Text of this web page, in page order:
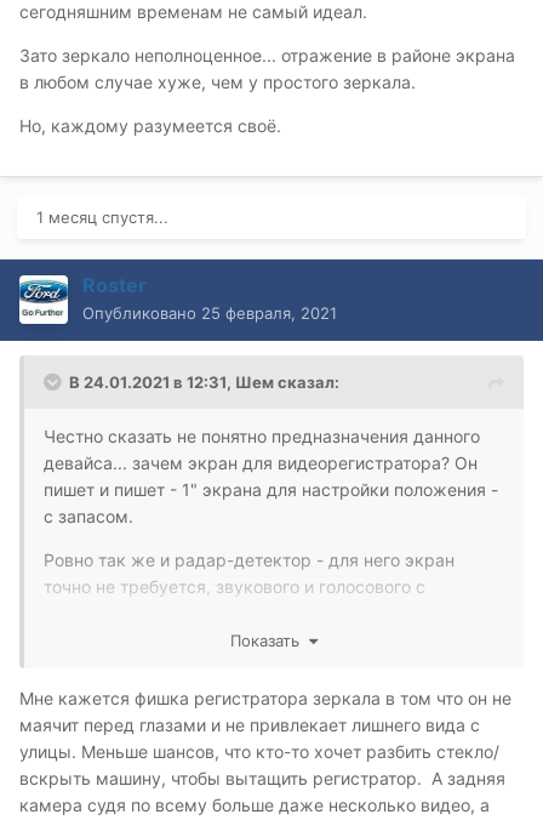
сегодняшним временам не самый идеал.
Зато зеркало неполноценное... отражение в районе экрана
в любом случае хуже, чем у простого зеркала.
Но, каждому разумеется своё.
1 месяц спустя...
Roster
Опубликовано 25 февраля, 2021
В 24.01.2021 в 12:31, Шемсказал:
Честно сказать не понятно предназначения данного
девайса... зачем экран для видеорегистратора? Он
пишет и пишет - 1" экрана для настройки положения -
с запасом.
Ровно так же и радар-детектор - для него экран
точно не требуется, звукового и голосового с
экрана по сегодняшним временам не самый идеал.
Зато зеркало неполноценное... отражение в районе
экрана в любом случае хуже, чем у простого
зеркала.
Показать
Мне кажется фишка регистратора зеркала в том что он не
маячит перед глазами и не привлекает лишнего вида с
улицы. Меньше шансов, что кто-то хочет разбить стекло/
вскрыть машину, чтобы вытащить регистратор. А задняя
камера судя по всему больше даже несколько видео, а